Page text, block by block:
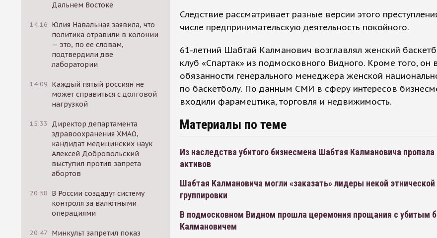
Дальнем Востоке
14:16 Юлия Навальная заявила, что
политика отравили в колонии
— это, по ее словам,
подтвердили две
лаборатории
14:09 Каждый пятый россиян не
может справиться с долговой
нагрузкой
15:33
Директор департамента
здравоохранения ХМАО,
кандидат медицинских наук
Алексей Добровольский
выступил против запрета
абортов
20:58
В России создадут систему
контроля за валютными
операциями
20:47 Минкульт запретил показ
Следствие рассматривает разные версии этого
числе предпринимательскую деятельность покойного.
61-летний Шабтай Калманович возглавлял женский
клуб «Спартак» из подмосковного Видного. Кроме того, он
обязанности генерального менеджера женской
по баскетболу. По данным СМИ в сферу интересов
входили фарамецтика, торговля и недвижимость.
Материалы по теме
Из наследства убитого бизнесмена Шабтая Калмановича пропала
активов
Шабтая Калмановича могли «заказать» лидеры некой этнической
группировки
В подмосковном Видном прошла церемония прощания с убитым
Калмановичем